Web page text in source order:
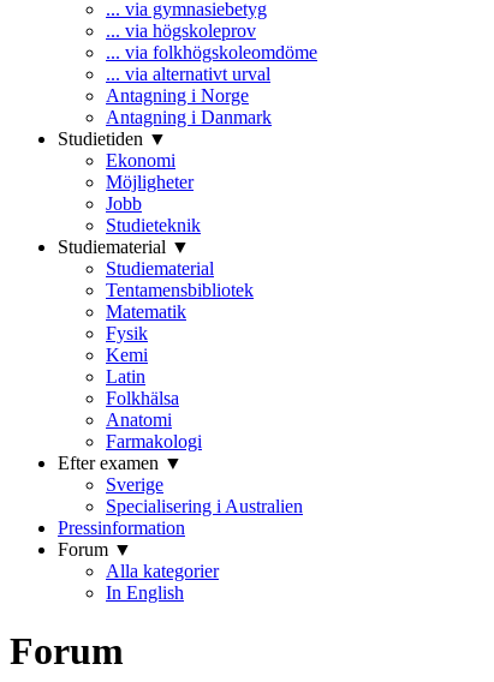
... via gymnasiebetyg
... via högskoleprov
... via folkhögskoleomdöme
... via alternativt urval
Antagning i Norge
Antagning i Danmark
Studietiden ▼
Ekonomi
Möjligheter
Jobb
Studieteknik
Studiematerial ▼
Studiematerial
Tentamensbibliotek
Matematik
Fysik
Kemi
Latin
Folkhälsa
Anatomi
Farmakologi
Efter examen ▼
Sverige
Specialisering i Australien
Pressinformation
Forum ▼
Alla kategorier
In English
Forum